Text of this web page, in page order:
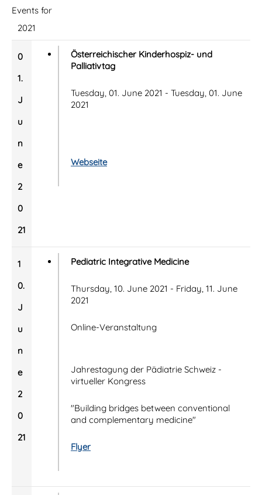
Events for
2021
0
1.
J
u
n
e
2
0
21
Österreichischer Kinderhospiz- und
Palliativtag
Tuesday, 01. June 2021 - Tuesday, 01. June
2021
Webseite
1
0.
J
u
n
e
2
0
21
Pediatric Integrative Medicine
Thursday, 10. June 2021 - Friday, 11. June
2021
Online-Veranstaltung
Jahrestagung der Pädiatrie Schweiz -
virtueller Kongress
"Building bridges between conventional
and complementary medicine"
Flyer